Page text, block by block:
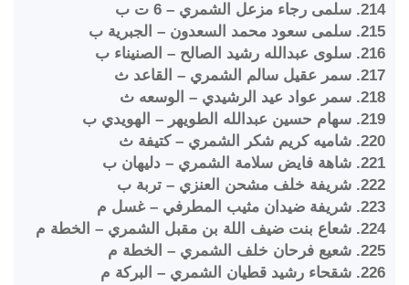
214. سلمى رجاء مزعل الشمري – 6 ت ب
215. سلمى سعود محمد السعدون – الجبرية ب
216. سلوى عبدالله رشيد الصالح – الصنيناء ب
217. سمر عقيل سالم الشمري – القاعد ث
218. سمر عواد عيد الرشيدي – الوسعه ث
219. سهام حسين عبدالله الطويهر – الهويدي ب
220. شاميه كريم شكر الشمري – كتيفة ث
221. شاهة فايض سلامة الشمري – دليهان ب
222. شريفة خلف مشحن العنزي – تربة ب
223. شريفة ضيدان مثيب المطرفي – غسل م
224. شعاع بنت ضيف اللة بن مقبل الشمري – الخطة م
225. شعيع فرحان خلف الشمري – الخطة م
226. شقحاء رشيد قطيان الشمري – البركة م